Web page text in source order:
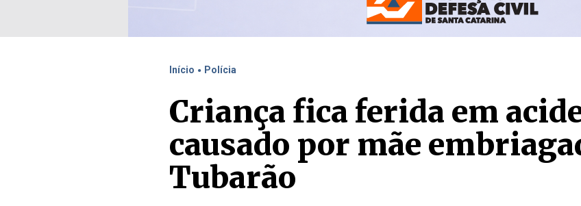
Início . Polícia
Criança fica ferida em
causado por mãe
Tubarão